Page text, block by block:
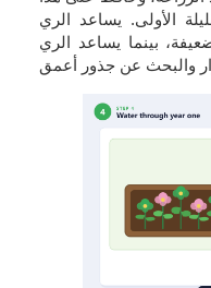
الأولى. يساعد الري
بينما يساعد الري